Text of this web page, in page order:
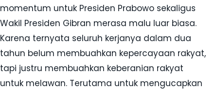
momentum untuk Presiden Prabowo sekaligus
Wakil Presiden Gibran merasa malu luar biasa.
Karena ternyata seluruh kerjanya dalam dua
tahun belum membuahkan kepercayaan rakyat,
tapi justru membuahkan keberanian rakyat
untuk melawan. Terutama untuk mengucapkan